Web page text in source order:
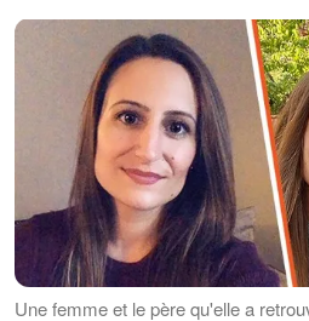
Une femme et le père qu'elle a